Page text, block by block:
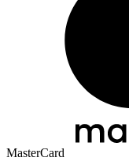
MasterCard